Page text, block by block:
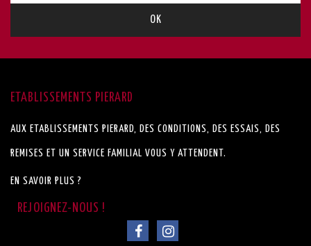
ETABLISSEMENTS PIERARD
AUX ETABLISSEMENTS PIERARD, DES CONDITIONS, DES ESSAIS, DES
REMISES ET UN SERVICE FAMILIAL VOUS Y ATTENDENT.
EN SAVOIR PLUS ?